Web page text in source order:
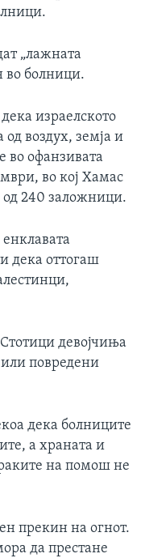
„лажната
во болници.
израелското
воздух, земја и
во офанзивата
во кој Хамас
од 240 заложници.
дека оттогаш
девојчиња
повредени
дека болниците
а храната и
на помош не
прекин на огнот.
да престане